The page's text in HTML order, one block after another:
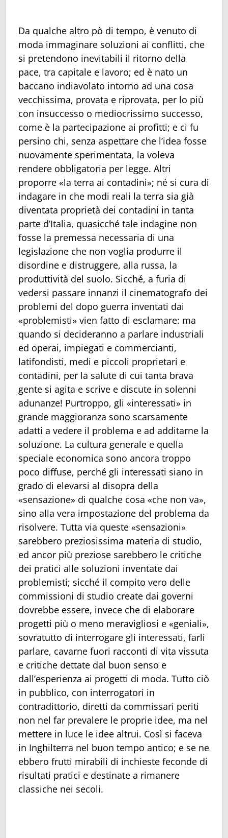
Da qualche altro pò di tempo, è venuto di
moda immaginare soluzioni ai conflitti, che
si pretendono inevitabili il ritorno della
pace, tra capitale e lavoro; ed è nato un
baccano indiavolato intorno ad una cosa
vecchissima, provata e riprovata, per lo più
con insuccesso o mediocrissimo successo,
come è la partecipazione ai profitti; e ci fu
persino chi, senza aspettare che l’idea fosse
nuovamente sperimentata, la voleva
rendere obbligatoria per legge. Altri
proporre «la terra ai contadini»; né si cura di
indagare in che modi reali la terra sia già
diventata proprietà dei contadini in tanta
parte d’Italia, quasicché tale indagine non
fosse la premessa necessaria di una
legislazione che non voglia produrre il
disordine e distruggere, alla russa, la
produttività del suolo. Sicché, a furia di
vedersi passare innanzi il cinematografo dei
problemi del dopo guerra inventati dai
«problemisti» vien fatto di esclamare: ma
quando si decideranno a parlare industriali
ed operai, impiegati e commercianti,
latifondisti, medi e piccoli proprietari e
contadini, per la salute di cui tanta brava
gente si agita e scrive e discute in solenni
adunanze! Purtroppo, gli «interessati» in
grande maggioranza sono scarsamente
adatti a vedere il problema e ad additarne la
soluzione. La cultura generale e quella
speciale economica sono ancora troppo
poco diffuse, perché gli interessati siano in
grado di elevarsi al disopra della
«sensazione» di qualche cosa «che non va»,
sino alla vera impostazione del problema da
risolvere. Tutta via queste «sensazioni»
sarebbero preziosissima materia di studio,
ed ancor più preziose sarebbero le critiche
dei pratici alle soluzioni inventate dai
problemisti; sicché il compito vero delle
commissioni di studio create dai governi
dovrebbe essere, invece che di elaborare
progetti più o meno meravigliosi e «geniali»,
sovratutto di interrogare gli interessati, farli
parlare, cavarne fuori racconti di vita vissuta
e critiche dettate dal buon senso e
dall’esperienza ai progetti di moda. Tutto ciò
in pubblico, con interrogatori in
contradittorio, diretti da commissari periti
non nel far prevalere le proprie idee, ma nel
mettere in luce le idee altrui. Così si faceva
in Inghilterra nel buon tempo antico; e se ne
ebbero frutti mirabili di inchieste feconde di
risultati pratici e destinate a rimanere
classiche nei secoli.